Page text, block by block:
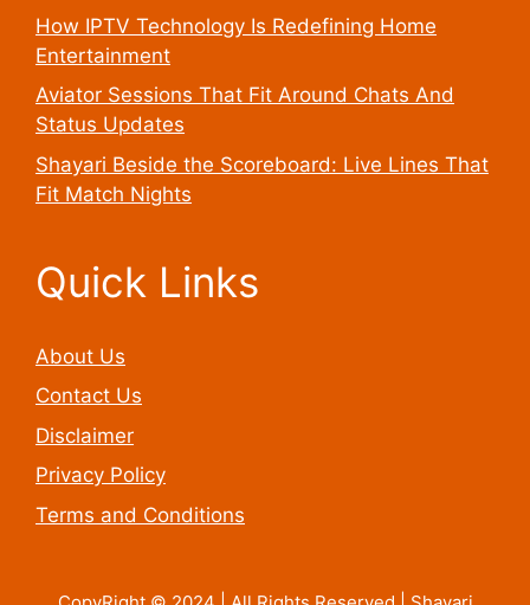
How IPTV Technology Is Redefining Home
Entertainment
Aviator Sessions That Fit Around Chats And
Status Updates
Shayari Beside the Scoreboard: Live Lines That
Fit Match Nights
Quick Links
About Us
Contact Us
Disclaimer
Privacy Policy
Terms and Conditions